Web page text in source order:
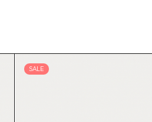
SALE